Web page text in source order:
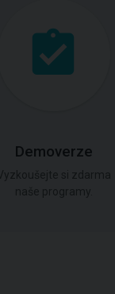
Demoverze